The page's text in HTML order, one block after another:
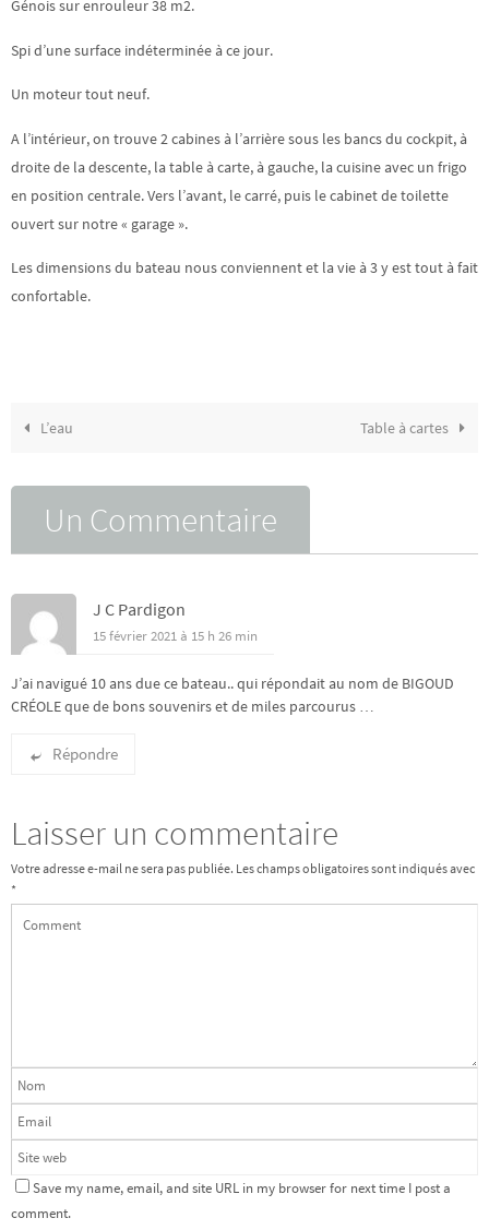
Génois sur enrouleur 38 m2.
Spi d’une surface indéterminée à ce jour.
Un moteur tout neuf.
A l’intérieur, on trouve 2 cabines à l’arrière sous les bancs du cockpit, à
droite de la descente, la table à carte, à gauche, la cuisine avec un frigo
en position centrale. Vers l’avant, le carré, puis le cabinet de toilette
ouvert sur notre « garage ».
Les dimensions du bateau nous conviennent et la vie à 3 y est tout à fait
confortable.
L’eau Table à cartes
Un Commentaire
J C Pardigon
15 février 2021 à 15 h 26 min
J’ai navigué 10 ans due ce bateau.. qui répondait au nom de BIGOUD
CRÉOLE que de bons souvenirs et de miles parcourus …
Répondre
Laisser un commentaire
Votre adresse e-mail ne sera pas publiée. Les champs obligatoires sont indiqués avec
*
Save my name, email, and site URL in my browser for next time I post a
comment.